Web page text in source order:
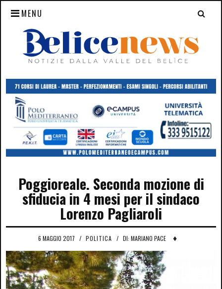
MENU
Poggioreale. Seconda mozione di
sfiducia in 4 mesi per il sindaco
Lorenzo Pagliaroli
6 MAGGIO 2017 / POLITICA / DI: MARIANO PACE ♦